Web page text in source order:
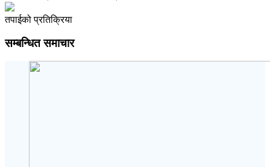
तपाईको प्रतिक्रिया
सम्बन्धित समाचार